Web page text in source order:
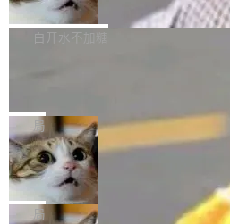
由软件情怀，而是一个跟 AI agent 直
技术判断。 两行 prompt 就能个性化
关开源项目的开发者，希望参加
ness 的内测，可以回复或私信联系我
Harness 负责把能力落到真实环境中
具、读写文件、管理上下文、处理错误
环。崔添翼招人的标...
开源
商汤科技宣布面向社区开源轻量级统
型的预览版本 SenseNova U1.5-Lite-
理解、推理、生成与编辑，还仅以 8B-
量大小，将能力推进到4K、更精细的
更复杂的视觉控制和可持续迭代编辑。
1，U1.5-Lite-Preview 在以下方向上
提升： 原生支持4K图像生成； 更精
白开水不加糖
nap。这次是 hwctl——一个用来检查
硬件认证状态的命令行工具。
Alan Griffiths 在邮件列表中说得很直
tl 是一个 Ubuntu 专有的包，它和它
是 Ubuntu 专有的，不会用在其他发
局
Dario Amodei 担心新人来
只为金钱，不为使命
顶级 AI 研究员在两家公司之间来回跳
隔了几天。 Lilian Weng 上周刚宣布
局